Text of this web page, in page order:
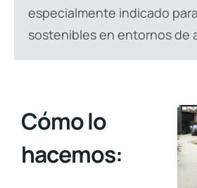
especialmente indicado
sostenibles en entornos de
Cómo lo
hacemos: